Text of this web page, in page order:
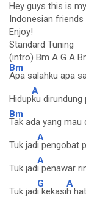
Hey guys this is
Indonesian
Enjoy!
Standard Tuning
(intro) Bm A G A
Bm
Apa salahku apa
Hidup
A
ku dirundung
Bm
Tak ada yang mau
Tuk jad
A
i pengobat
Tuk jad
A
i penawar
Tuk jad
G
i kekasi
A
h